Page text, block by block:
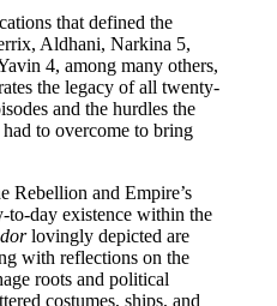
that defined the
Aldhani, Narkina 5,
4, among many others,
the legacy of all twenty-
and the hurdles the
to overcome to bring
Rebellion and Empire’s
to-day existence within the
lovingly depicted are
with reflections on the
roots and political
costumes, ships, and